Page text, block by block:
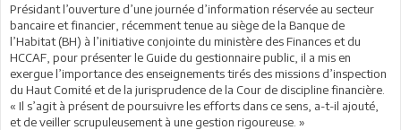
Présidant l’ouverture d’une journée d’information réservée au secteur
bancaire et financier, récemment tenue au siège de la Banque de
l’Habitat (BH) à l’initiative conjointe du ministère des Finances et du
HCCAF, pour présenter le Guide du gestionnaire public, il a mis en
exergue l’importance des enseignements tirés des missions d’inspection
du Haut Comité et de la jurisprudence de la Cour de discipline financière.
« Il s’agit à présent de poursuivre les efforts dans ce sens, a-t-il ajouté,
et de veiller scrupuleusement à une gestion rigoureuse. »